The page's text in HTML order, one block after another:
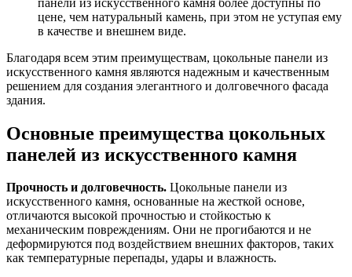
цене, чем натуральный камень, при этом не уступая ему
в качестве и внешнем виде.
Благодаря всем этим преимуществам, цокольные панели из
искусственного камня являются надежным и качественным
решением для создания элегантного и долговечного фасада
здания.
Основные преимущества цокольных
панелей из искусственного камня
Прочность и долговечность. Цокольные панели из
искусственного камня, основанные на жесткой основе,
отличаются высокой прочностью и стойкостью к
механическим повреждениям. Они не прогибаются и не
деформируются под воздействием внешних факторов, таких
как температурные перепады, удары и влажность.